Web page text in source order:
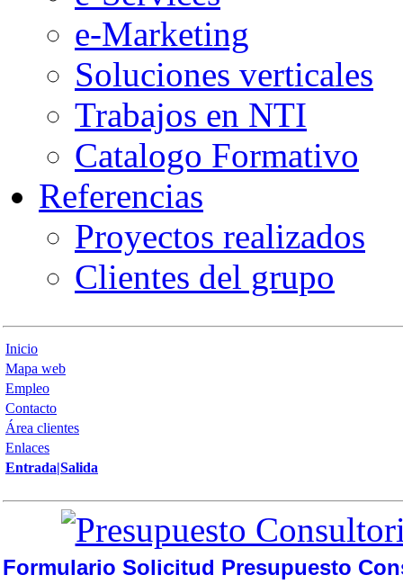
e-Marketing
Soluciones verticales
Trabajos en NTI
Catalogo Formativo
Referencias
Proyectos realizados
Clientes del grupo
Inicio
Mapa web
Empleo
Contacto
Área clientes
Enlaces
Entrada|Salida
Formulario Solicitud Presupuesto